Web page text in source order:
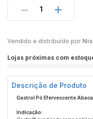
1
Vendido e distribuído por
Lojas próximas com
Descrição de Produto
Gastrol Pó Efervescente
Indicação: